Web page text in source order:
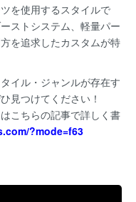
を使用するスタイルで
ストシステム、軽量パー
を追求したカスタムが特
イル・ジャンルが存在す
見つけてください！
こちらの記事で詳しく書
?mode=f63